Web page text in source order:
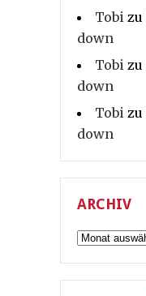
Tobi zu
down
Tobi zu
down
Tobi zu
down
ARCHIV
Archiv